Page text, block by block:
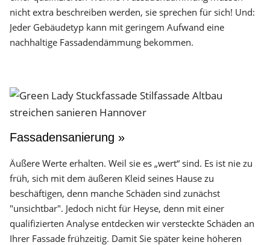
nicht extra beschreiben werden, sie sprechen für sich! Und:
Jeder Gebäudetyp kann mit geringem Aufwand eine
nachhaltige Fassadendämmung bekommen.
Fassadensanierung »
Äußere Werte erhalten. Weil sie es „wert“ sind. Es ist nie zu
früh, sich mit dem äußeren Kleid seines Hause zu
beschäftigen, denn manche Schäden sind zunächst
"unsichtbar". Jedoch nicht für Heyse, denn mit einer
qualifizierten Analyse entdecken wir versteckte Schäden an
Ihrer Fassade frühzeitig. Damit Sie später keine höheren